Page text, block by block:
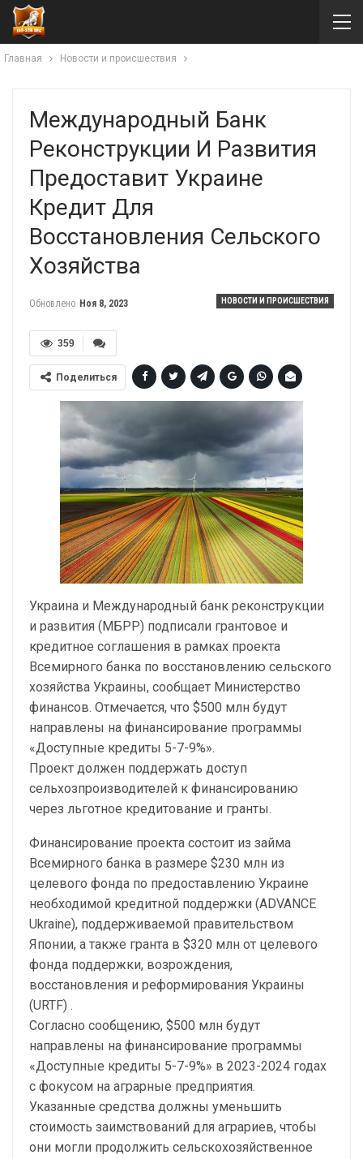
Главная Новости и происшествия
Международный Банк
Реконструкции И Развития
Предоставит Украине
Кредит Для
Восстановления Сельского
Хозяйства
НОВОСТИ И ПРОИСШЕСТВИЯ
Обновлено Ноя 8, 2023
359
Поделиться
Украина и Международный банк реконструкции
и развития (МБРР) подписали грантовое и
кредитное соглашения в рамках проекта
Всемирного банка по восстановлению сельского
хозяйства Украины, сообщает Министерство
финансов. Отмечается, что $500 млн будут
направлены на финансирование программы
«Доступные кредиты 5-7-9%».
Проект должен поддержать доступ
сельхозпроизводителей к финансированию
через льготное кредитование и гранты.
Финансирование проекта состоит из займа
Всемирного банка в размере $230 млн из
целевого фонда по предоставлению Украине
необходимой кредитной поддержки (ADVANCE
Ukraine), поддерживаемой правительством
Японии, а также гранта в $320 млн от целевого
фонда поддержки, возрождения,
восстановления и реформирования Украины
(URTF) .
Согласно сообщению, $500 млн будут
направлены на финансирование программы
«Доступные кредиты 5-7-9%» в 2023-2024 годах
с фокусом на аграрные предприятия.
Указанные средства должны уменьшить
стоимость заимствований для аграриев, чтобы
они могли продолжить сельскохозяйственное